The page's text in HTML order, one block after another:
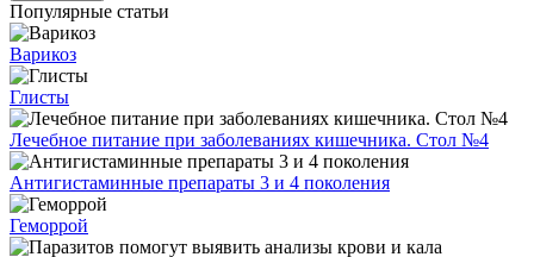
Популярные статьи
Варикоз
Глисты
Лечебное питание при заболеваниях кишечника. Стол №4
Антигистаминные препараты 3 и 4 поколения
Геморрой